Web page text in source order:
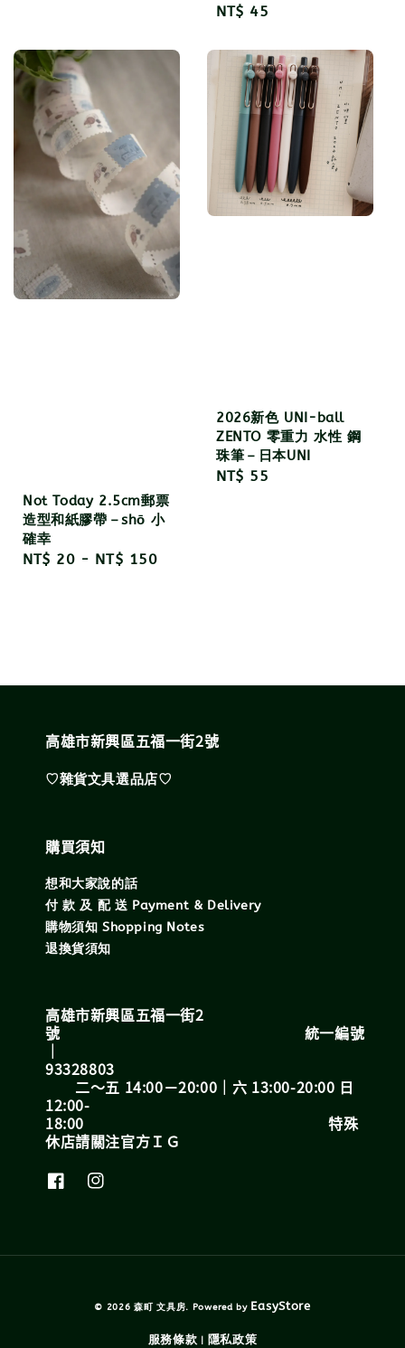
Regular
NT$ 45
Not Today 2.5cm郵票
造型和紙膠帶－shō 小
確幸
Regular
NT$ 20 - NT$ 150
2026新色 UNI-ball
ZENTO 零重力 水性 鋼
珠筆－日本UNI
Regular
NT$ 55
高雄市新興區五福一街2號
♡雜貨文具選品店♡
購買須知
想和大家說的話
付 款 及 配 送 Payment & Delivery
購物須知 Shopping Notes
退換貨須知
高雄市新興區五福一街2
號 統一編號
｜
93328803
二～五 14:00－20:00｜六 13:00-20:00 日
12:00-
18:00 特殊
休店請關注官方ＩＧ
© 2026 森町 文具房. Powered by EasyStore
服務條款 隱私政策